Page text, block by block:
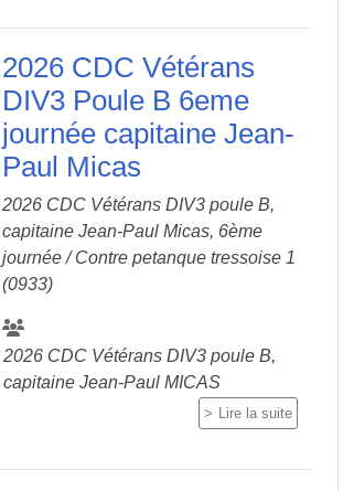
2026 CDC Vétérans
DIV3 Poule B 6eme
journée capitaine Jean-
Paul Micas
2026 CDC Vétérans DIV3 poule B,
capitaine Jean-Paul Micas, 6ème
journée / Contre petanque tressoise 1
(0933)
2026 CDC Vétérans DIV3 poule B,
capitaine Jean-Paul MICAS
Lire la suite